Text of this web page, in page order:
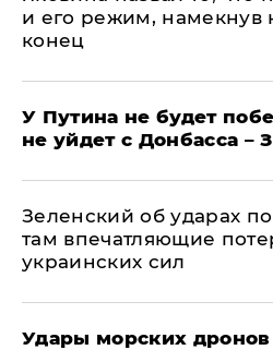
и его режим, намекнув
конец
У Путина не будет
не уйдет с Донбасса –
Зеленский об ударах
там впечатляющие
украинских сил
Удары морских